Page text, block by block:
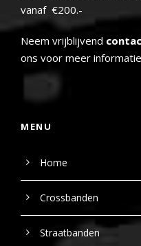
vanaf €200.-
Neem vrijblijvend
ons voor meer
MENU
Home
Crossbanden
Straatbanden